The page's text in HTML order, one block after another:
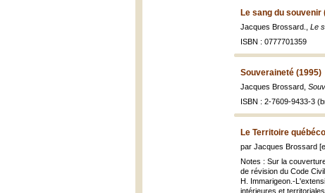
Le sang du souvenir
Jacques Brossard., Le
ISBN : 0777701359
Souveraineté (1995)
Jacques Brossard,
ISBN : 2-7609-9433-3
Le Territoire
par Jacques Brossard
Notes : Sur la
de révision du Code
H. Immarigeon.-
intérieures et